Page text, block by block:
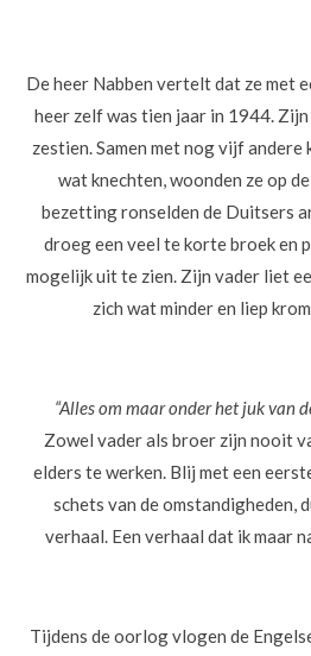
De heer Nabben vertelt dat ze met
heer zelf was tien jaar in 1944.
zestien. Samen met nog vijf andere
wat knechten, woonden ze op
bezetting ronselden de Duitsers
droeg een veel te korte broek en
mogelijk uit te zien. Zijn vader liet
zich wat minder en liep
“Alles om maar onder het juk van
Zowel vader als broer zijn nooit
elders te werken. Blij met een
schets van de omstandigheden,
verhaal. Een verhaal dat ik maar
Tijdens de oorlog vlogen de